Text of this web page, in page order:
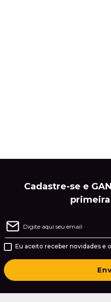
Cadastre-se e
Eu aceito receber novidades e